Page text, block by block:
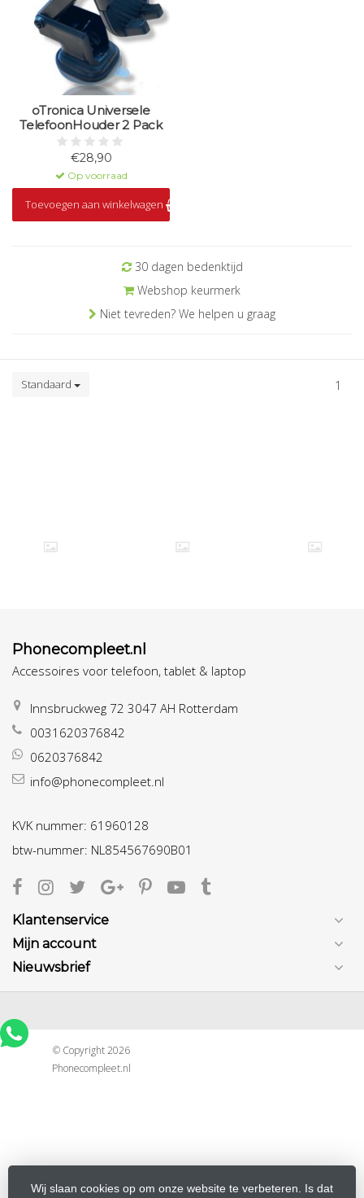
oTronica Universele
TelefoonHouder 2 Pack
€28,90
Op voorraad
Toevoegen aan winkelwagen
30 dagen bedenktijd
Webshop keurmerk
Niet tevreden? We helpen u graag
Standaard 1
Phonecompleet.nl
Accessoires voor telefoon, tablet & laptop
Innsbruckweg 72 3047 AH Rotterdam
0031620376842
0620376842
info@phonecompleet.nl
KVK nummer: 61960128
btw-nummer: NL854567690B01
Klantenservice
Mijn account
Nieuwsbrief
Wij slaan cookies op om onze website te verbeteren. Is dat
© Copyright 2026
Phonecompleet.nl